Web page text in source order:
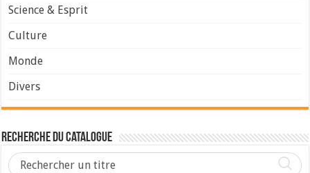
Science & Esprit
Culture
Monde
Divers
Recherche du Catalogue